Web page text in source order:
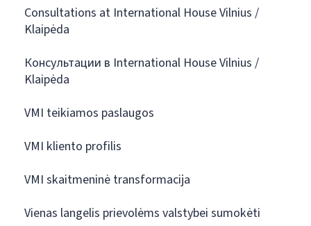
Consultations at International House Vilnius /
Klaipėda
Консультации в International House Vilnius /
Klaipėda
VMI teikiamos paslaugos
VMI kliento profilis
VMI skaitmeninė transformacija
Vienas langelis prievolėms valstybei sumokėti